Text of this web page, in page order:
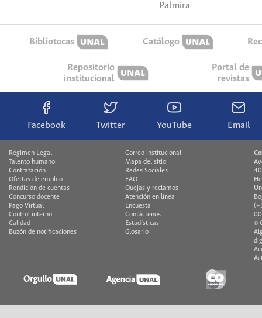
Palmira
Bibliotecas Catálogo
Repositorio
institucional
Portal de
revistas
Facebook Twitter YouTube Email
Régimen Legal
Talento humano
Contratación
Ofertas de empleo
Rendición de cuentas
Concurso docente
Pago Virtual
Control interno
Calidad
Buzón de notificaciones
Correo institucional
Mapa del sitio
Redes Sociales
FAQ
Quejas y reclamos
Atención en línea
Encuesta
Contáctenos
Estadísticas
Glosario
©